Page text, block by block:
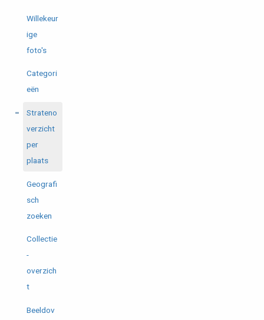
Willekeur
ige
foto's
Categori
eën
Strateno
verzicht
per
plaats
Geografi
sch
zoeken
Collectie
-
overzich
t
Beeldov